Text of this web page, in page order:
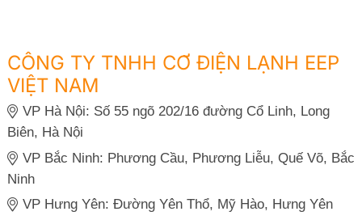
CÔNG TY TNHH CƠ ĐIỆN LẠNH EEP
VIỆT NAM
VP Hà Nội: Số 55 ngõ 202/16 đường Cổ Linh, Long
Biên, Hà Nội
VP Bắc Ninh: Phương Cầu, Phương Liễu, Quế Võ, Bắc
Ninh
VP Hưng Yên: Đường Yên Thổ, Mỹ Hào, Hưng Yên